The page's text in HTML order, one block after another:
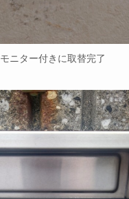
モニター付きに取替完了